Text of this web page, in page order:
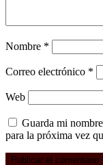
Nombre *
Correo electrónico *
Web
Guarda mi
para la próxima vez